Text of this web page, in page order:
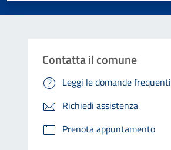
Contatta il comune
Leggi le domande frequenti
Richiedi assistenza
Prenota appuntamento